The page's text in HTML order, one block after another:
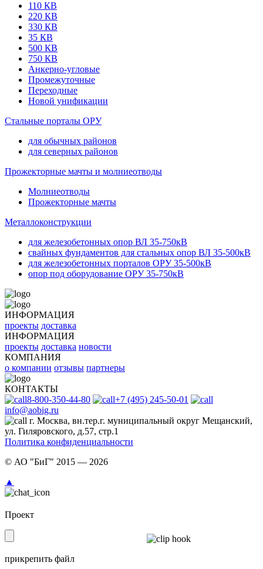
110 КВ
220 КВ
330 КВ
35 КВ
500 КВ
750 КВ
Анкерно-угловые
Промежуточные
Переходные
Новой унификации
Стальные порталы ОРУ
для обычных районов
для северных районов
Прожекторные мачты и молниеотводы
Молниеотводы
Прожекторные мачты
Металлоконструкции
для железобетонных опор ВЛ 35-750кВ
свайных фундаментов для стальных опор ВЛ 35-500кВ
для железобетонных порталов ОРУ 35-500кВ
опор под оборудование ОРУ 35-750кВ
ИНФОРМАЦИЯ
проекты доставка
ИНФОРМАЦИЯ
проекты доставка новости
КОМПАНИЯ
о компании отзывы партнеры
КОНТАКТЫ
8-800-350-44-80
+7 (495) 245-50-01
info@aobig.ru
г. Москва, вн.тер.г. муниципальный округ Мещанский,
ул. Гиляровского, д.57, стр.1
Политика конфиденциальности
© АО "БиГ" 2015 — 2026
▲
Проект
прикрепить файл